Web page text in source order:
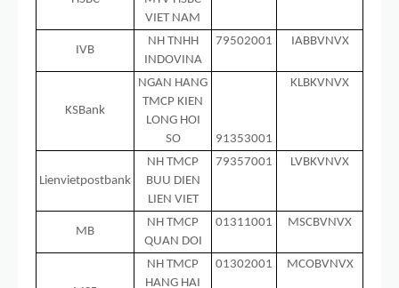
VIET NAM
IVB
NH TNHH
INDOVINA
79502001 IABBVNVX
KSBank
NGAN HANG
TMCP KIEN
LONG HOI
SO
91353001
KLBKVNVX
Lienvietpostbank
NH TMCP
BUU DIEN
LIEN VIET
79357001 LVBKVNVX
MB
NH TMCP
QUAN DOI
01311001 MSCBVNVX
NH TMCP
HANG HAI
01302001 MCOBVNVX